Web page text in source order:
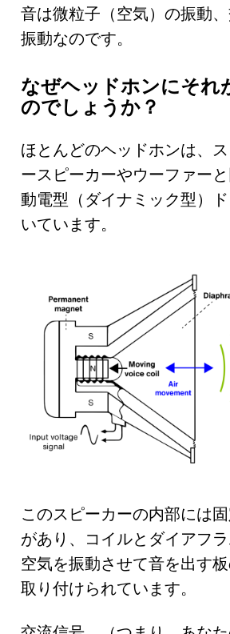
音は微粒子（空気）の振動
振動なのです。
なぜヘッドホンにそれ
のでしょうか？
ほとんどのヘッドホンは、
ースピーカーやウーファー
動電型（ダイナミック型）
いています。
このスピーカーの内部には
があり、コイルとダイアフラ
空気を振動させて音を出す
取り付けられています。